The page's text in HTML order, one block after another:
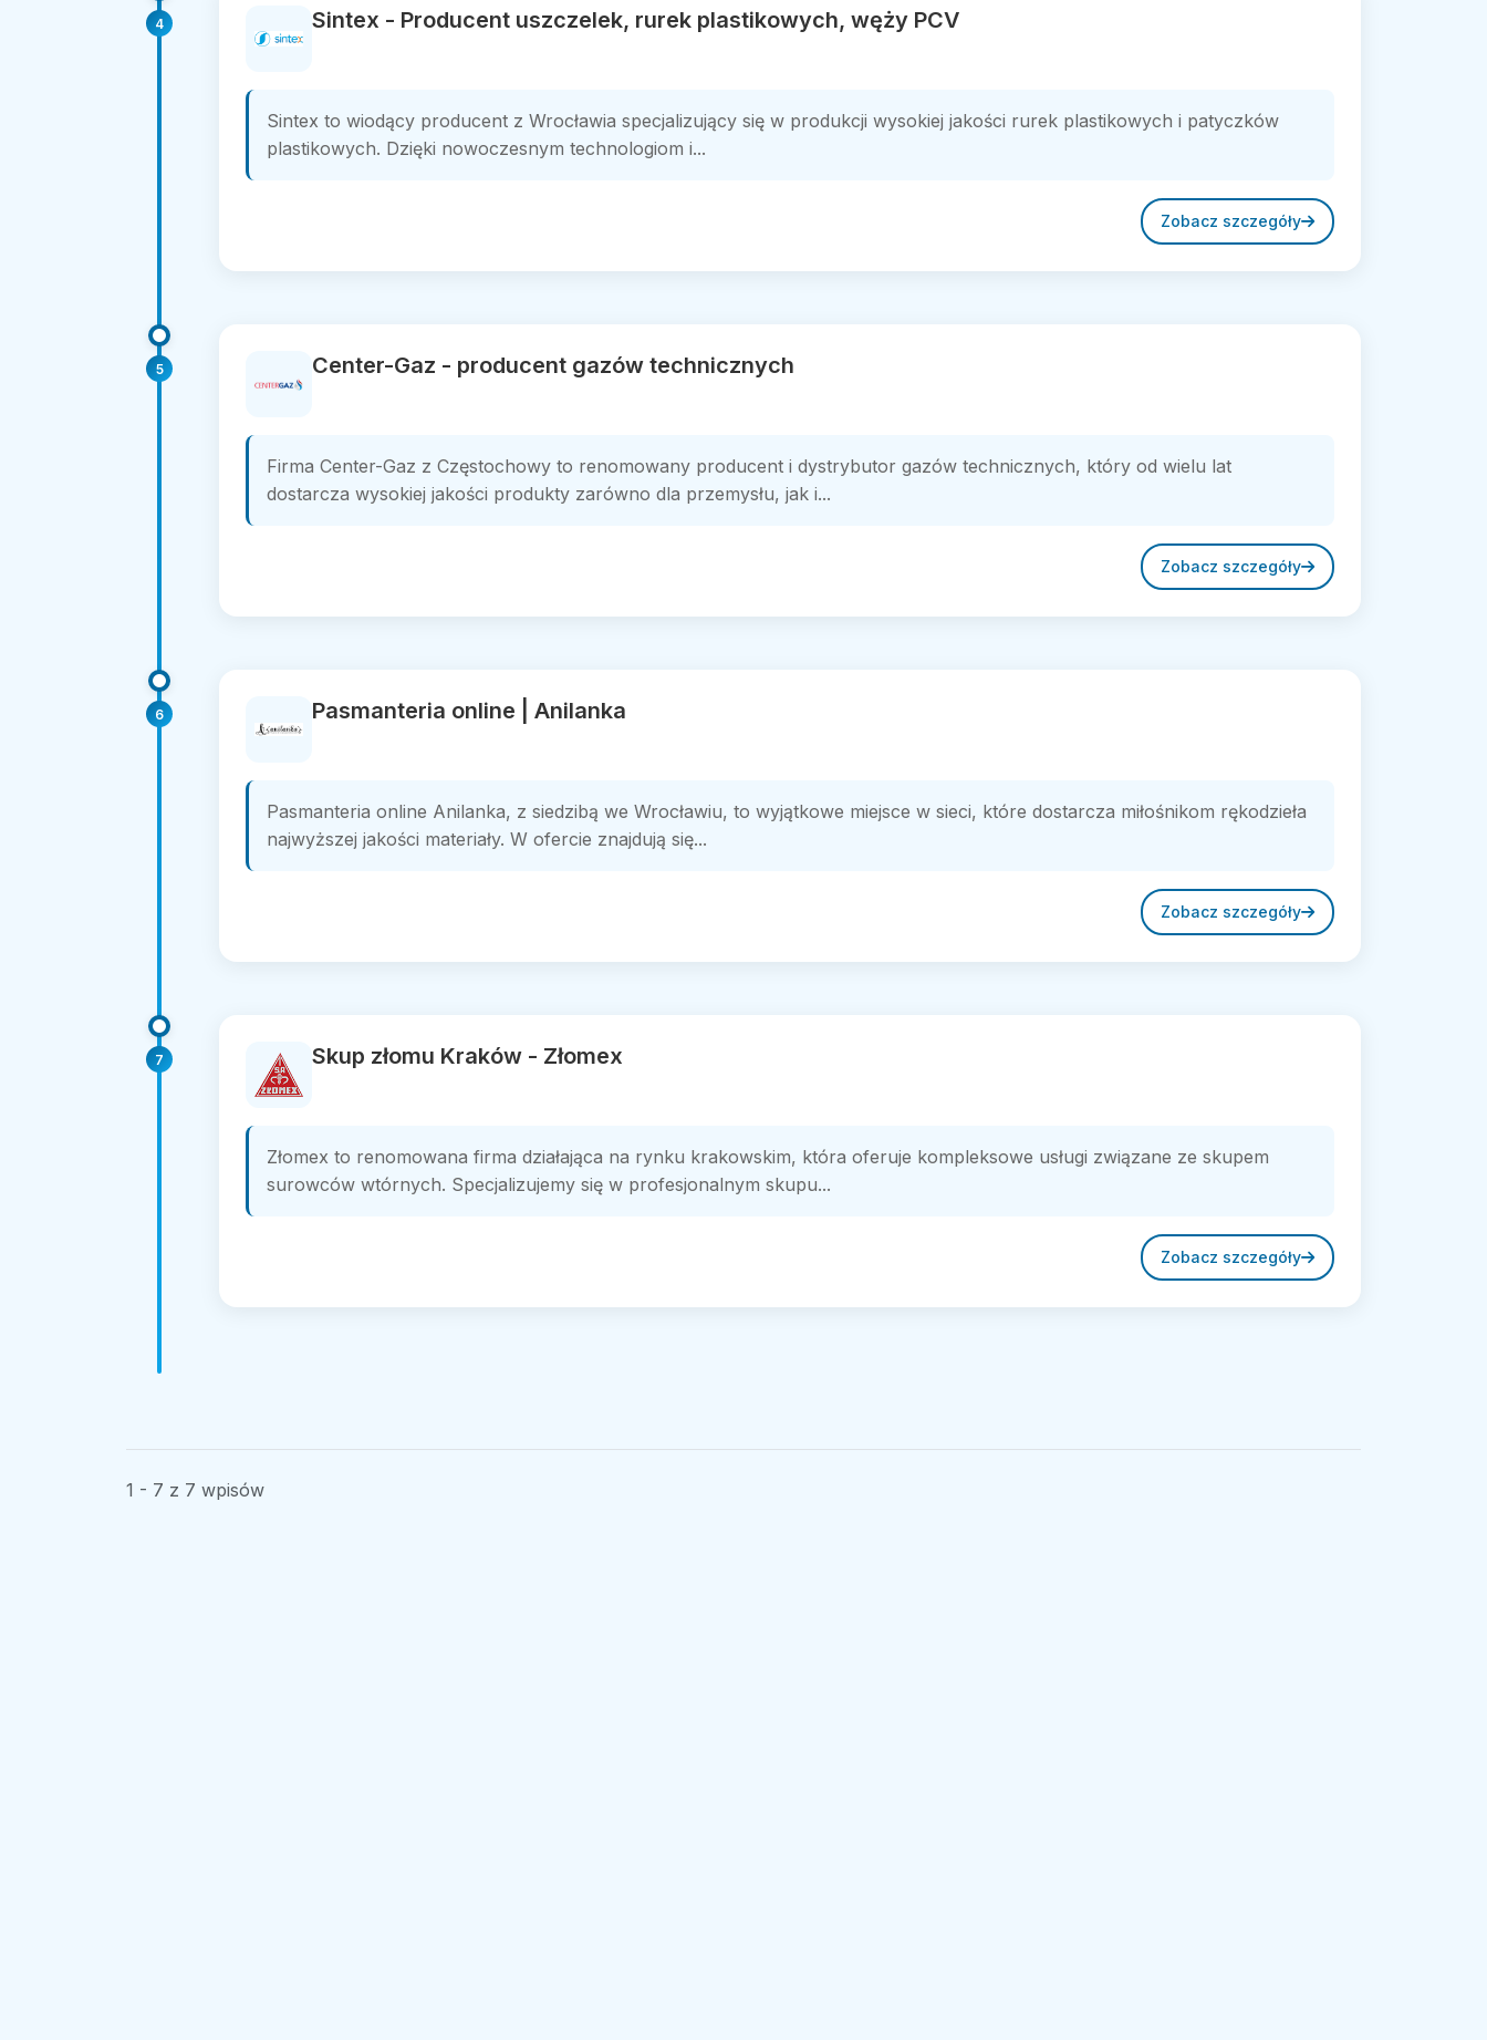
4 Sintex - Producent uszczelek, rurek plastikowych, węży PCV
Sintex to wiodący producent z Wrocławia specjalizujący się w produkcji wysokiej jakości rurek plastikowych i patyczków
plastikowych. Dzięki nowoczesnym technologiom i...
Zobacz szczegóły
5 Center-Gaz - producent gazów technicznych
Firma Center-Gaz z Częstochowy to renomowany producent i dystrybutor gazów technicznych, który od wielu lat
dostarcza wysokiej jakości produkty zarówno dla przemysłu, jak i...
Zobacz szczegóły
6 Pasmanteria online | Anilanka
Pasmanteria online Anilanka, z siedzibą we Wrocławiu, to wyjątkowe miejsce w sieci, które dostarcza miłośnikom rękodzieła
najwyższej jakości materiały. W ofercie znajdują się...
Zobacz szczegóły
7 Skup złomu Kraków - Złomex
Złomex to renomowana firma działająca na rynku krakowskim, która oferuje kompleksowe usługi związane ze skupem
surowców wtórnych. Specjalizujemy się w profesjonalnym skupu...
Zobacz szczegóły
1 - 7 z 7 wpisów